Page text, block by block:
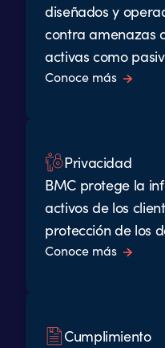
diseñados y
contra amenazas
activas como
Conoce más
Privacidad
BMC protege la
activos de los
protección de los
Conoce más
Cumplimiento